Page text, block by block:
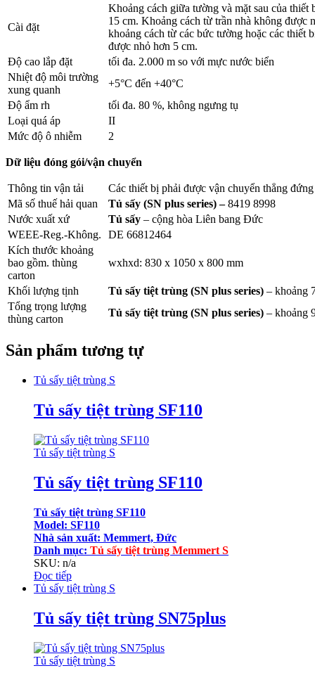
Cài đặt
Khoảng cách giữa tường và mặt sau của thiết
15 cm. Khoảng cách từ trần nhà không được
khoảng cách từ các bức tường hoặc các thiết
được nhỏ hơn 5 cm.
Độ cao lắp đặt
tối đa. 2.000 m so với mực nước biển
Nhiệt độ môi trường
xung quanh
+5°C đến +40°C
Độ ẩm rh
tối đa. 80 %, không ngưng tụ
Loại quá áp
II
Mức độ ô nhiễm
2
Dữ liệu đóng gói/vận chuyển
Thông tin vận tải
Các thiết bị phải được vận chuyển thẳng đứng
Mã số thuế hải quan
Tủ sấy (SN plus series) –8419 8998
Nước xuất xứ
Tủ sấy – cộng hòa Liên bang Đức
WEEE-Reg.-Không.
DE 66812464
Kích thước khoảng
bao gồm. thùng
carton
wxhxd: 830 x 1050 x 800 mm
Khối lượng tịnh Tủ sấy tiệt trùng (SN plus series) – khoảng
Tổng trọng lượng
thùng carton
Tủ sấy tiệt trùng (SN plus series) – khoảng
Sản phẩm tương tự
Tủ sấy tiệt trùng S
Tủ sấy tiệt trùng SF110
Tủ sấy tiệt trùng S
Tủ sấy tiệt trùng SF110
Tủ sấy tiệt trùng SF110
Model: SF110
Nhà sản xuất: Memmert, Đức
Danh mục: Tủ sấy tiệt trùng Memmert S
SKU: n/a
Đọc tiếp
Tủ sấy tiệt trùng S
Tủ sấy tiệt trùng SN75plus
Tủ sấy tiệt trùng S